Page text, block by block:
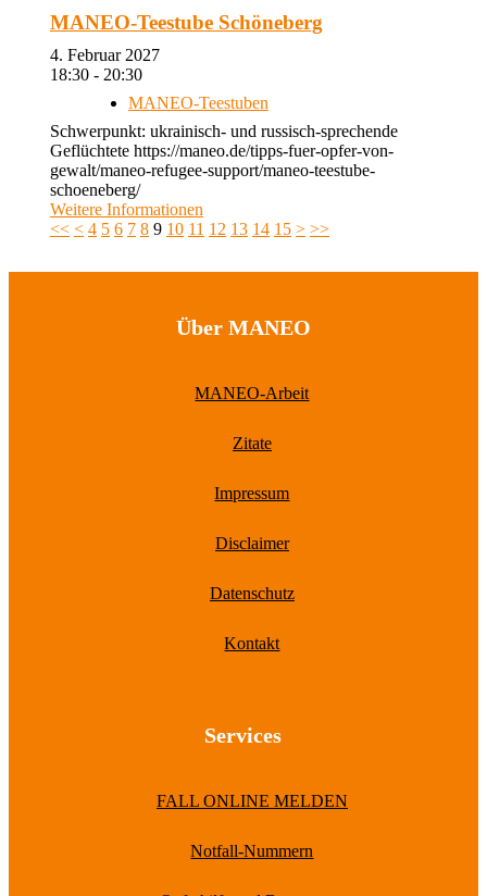
MANEO-Teestube Schöneberg
4. Februar 2027
18:30 - 20:30
MANEO-Teestuben
Schwerpunkt: ukrainisch- und russisch-sprechende
Geflüchtete https://maneo.de/tipps-fuer-opfer-von-
gewalt/maneo-refugee-support/maneo-teestube-
schoeneberg/
Weitere Informationen
<< < 4 5 6 7 8 9 10 11 12 13 14 15 > >>
Über MANEO
MANEO-Arbeit
Zitate
Impressum
Disclaimer
Datenschutz
Kontakt
Services
FALL ONLINE MELDEN
Notfall-Nummern